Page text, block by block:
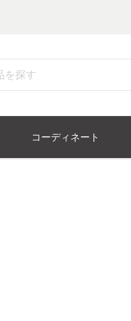
コーディネート